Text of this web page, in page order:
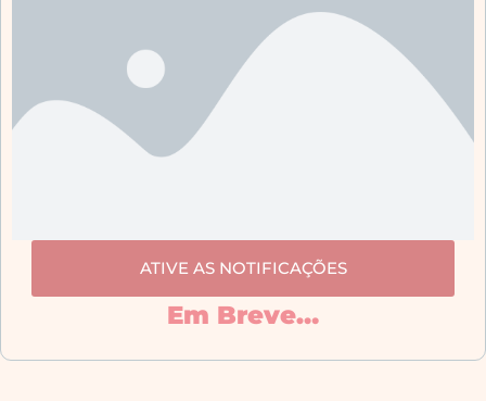
ATIVE AS NOTIFICAÇÕES
Em Breve…